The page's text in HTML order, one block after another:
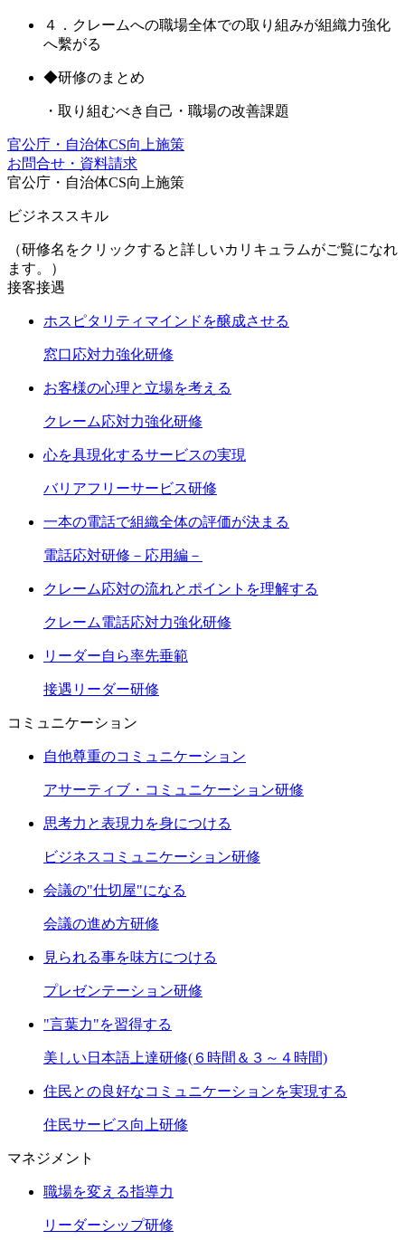
４．クレームへの職場全体での取り組みが組織力強化
へ繫がる
◆研修のまとめ
・取り組むべき自己・職場の改善課題
官公庁・自治体CS向上施策
お問合せ・資料請求
官公庁・自治体CS向上施策
ビジネススキル
（研修名をクリックすると詳しいカリキュラムがご覧になれ
ます。）
接客接遇
ホスピタリティマインドを醸成させる
窓口応対力強化研修
お客様の心理と立場を考える
クレーム応対力強化研修
心を具現化するサービスの実現
バリアフリーサービス研修
一本の電話で組織全体の評価が決まる
電話応対研修－応用編－
クレーム応対の流れとポイントを理解する
クレーム電話応対力強化研修
リーダー自ら率先垂範
接遇リーダー研修
コミュニケーション
自他尊重のコミュニケーション
アサーティブ・コミュニケーション研修
思考力と表現力を身につける
ビジネスコミュニケーション研修
会議の"仕切屋"になる
会議の進め方研修
見られる事を味方につける
プレゼンテーション研修
"言葉力"を習得する
美しい日本語上達研修(６時間＆３～４時間)
住民との良好なコミュニケーションを実現する
住民サービス向上研修
マネジメント
職場を変える指導力
リーダーシップ研修